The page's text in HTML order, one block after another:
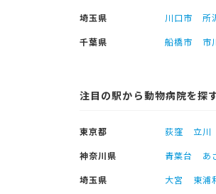
埼玉県
川口市 所
千葉県
船橋市 市
注目の駅から動物病院を探
東京都 荻窪 立川
神奈川県
青葉台 あ
埼玉県
大宮 東浦